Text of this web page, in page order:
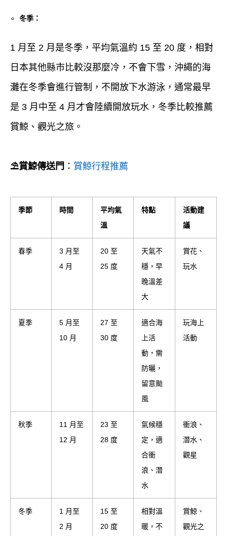
冬季：
1 月至 2 月是冬季，平均氣溫約 15 至 20 度，相對
日本其他縣市比較沒那麼冷，不會下雪，沖繩的海
灘在冬季會進行管制，不開放下水游泳，通常最早
是 3 月中至 4 月才會陸續開放玩水，冬季比較推薦
賞鯨、觀光之旅。
⛱︎賞鯨傳送門 ： 賞鯨行程推薦
季節 時間
平均氣
溫
特點
活動建
議
春季
3 月至
4 月
20 至
25 度
天氣不
穩，早
晚溫差
大
賞花、
玩水
夏季
5 月至
10 月
27 至
30 度
適合海
上活
動，需
防曬，
留意颱
風
玩海上
活動
秋季
11 月至
12 月
23 至
28 度
氣候穩
定，適
合衝
浪、潛
水
衝浪、
潛水、
觀星
冬季
1 月至
2 月
15 至
20 度
相對溫
暖，不
賞鯨、
觀光之